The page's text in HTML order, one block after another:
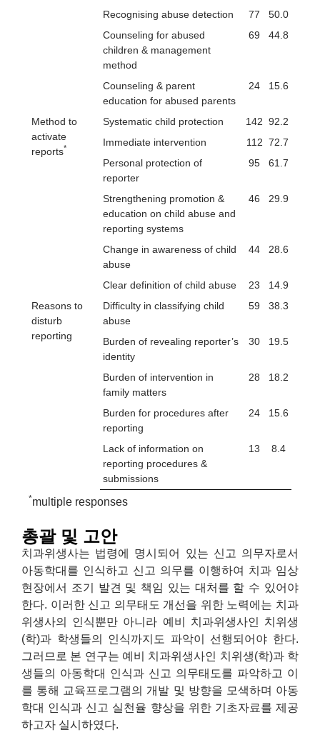
Recognising abuse detection 77
50.0
Counseling for abused
children & management
method
69 44.8
Counseling & parent
education for abused parents
24 15.6
Method to
activate
reports*
Systematic child protection 142 92.2
Immediate intervention
112 72.7
Personal protection of
reporter
95 61.7
Strengthening promotion &
education on child abuse and
reporting systems
46 29.9
Change in awareness of child
abuse
44 28.6
Clear definition of child abuse 23
14.9
Reasons to
disturb
reporting
Difficulty in classifying child
abuse
59 38.3
Burden of revealing reporter’s
identity
30 19.5
Burden of intervention in
family matters
28 18.2
Burden for procedures after
reporting
24 15.6
Lack of information on
reporting procedures &
submissions
13 8.4
*multiple responses
총괄 및 고안
치과위생사는 법령에 명시되어 있는 신고 의무자로서
아동학대를 인식하고 신고 의무를 이행하여 치과 임상
현장에서 조기 발견 및 책임 있는 대처를 할 수 있어야
한다. 이러한 신고 의무태도 개선을 위한 노력에는 치과
위생사의 인식뿐만 아니라 예비 치과위생사인 치위생
(학)과 학생들의 인식까지도 파악이 선행되어야 한다.
그러므로 본 연구는 예비 치과위생사인 치위생(학)과 학
생들의 아동학대 인식과 신고 의무태도를 파악하고 이
를 통해 교육프로그램의 개발 및 방향을 모색하며 아동
학대 인식과 신고 실천율 향상을 위한 기초자료를 제공
하고자 실시하였다.